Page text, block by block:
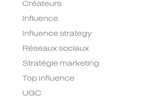
Créateurs
Influence
Influence strategy
Réseaux sociaux
Stratégie marketing
Top Influence
UGC